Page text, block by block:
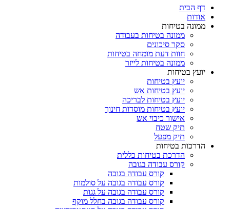
דף הבית
אודות
ממונה בטיחות
ממונה בטיחות בעבודה
סקר סיכונים
חוות דעת מומחה בטיחות
ממונה בטיחות לייזר
יועץ בטיחות
יועץ בטיחות
יועץ בטיחות אש
יועץ בטיחות לבריכה
יועץ בטיחות מוסדות חינוך
אישור כיבוי אש
תיק שטח
תיק מפעל
הדרכות בטיחות
הדרכת בטיחות כללית
קורס עבודה בגובה
קורס עבודה בגובה
קורס עבודה בגובה על סולמות
קורס עבודה בגובה על גגות
קורס עבודה בגובה בחלל מוקף